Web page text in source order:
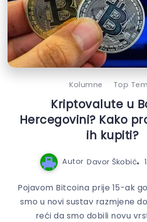
Kolumne Top
Kriptovalute u
Hercegovini? Kako
ih kupiti?
Autor Davor Škobić
Pojavom Bitcoina prije 15-ak
smo u novi sustav razmjene
reći da smo dobili novu